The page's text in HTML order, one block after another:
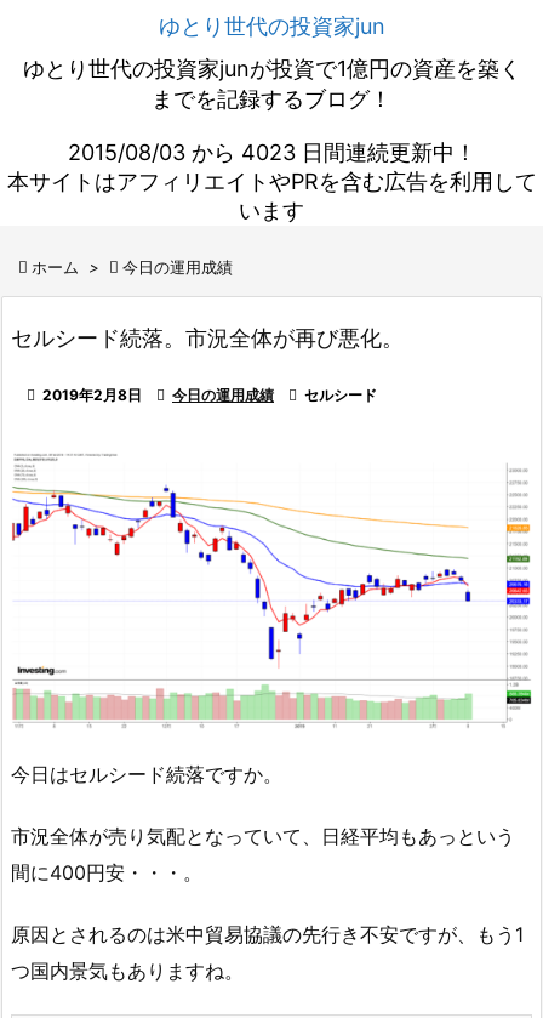
ゆとり世代の投資家jun
ゆとり世代の投資家junが投資で1億円の資産を築く
までを記録するブログ！
2015/08/03 から 4023 日間連続更新中！
本サイトはアフィリエイトやPRを含む広告を利用して
います
 ホーム >  今日の運用成績
セルシード続落。市況全体が再び悪化。
 2019年2月8日  今日の運用成績  セルシード
今日はセルシード続落ですか。
市況全体が売り気配となっていて、日経平均もあっという
間に400円安・・・。
原因とされるのは米中貿易協議の先行き不安ですが、もう1
つ国内景気もありますね。